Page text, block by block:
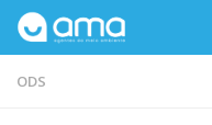
Skip to content
ODS